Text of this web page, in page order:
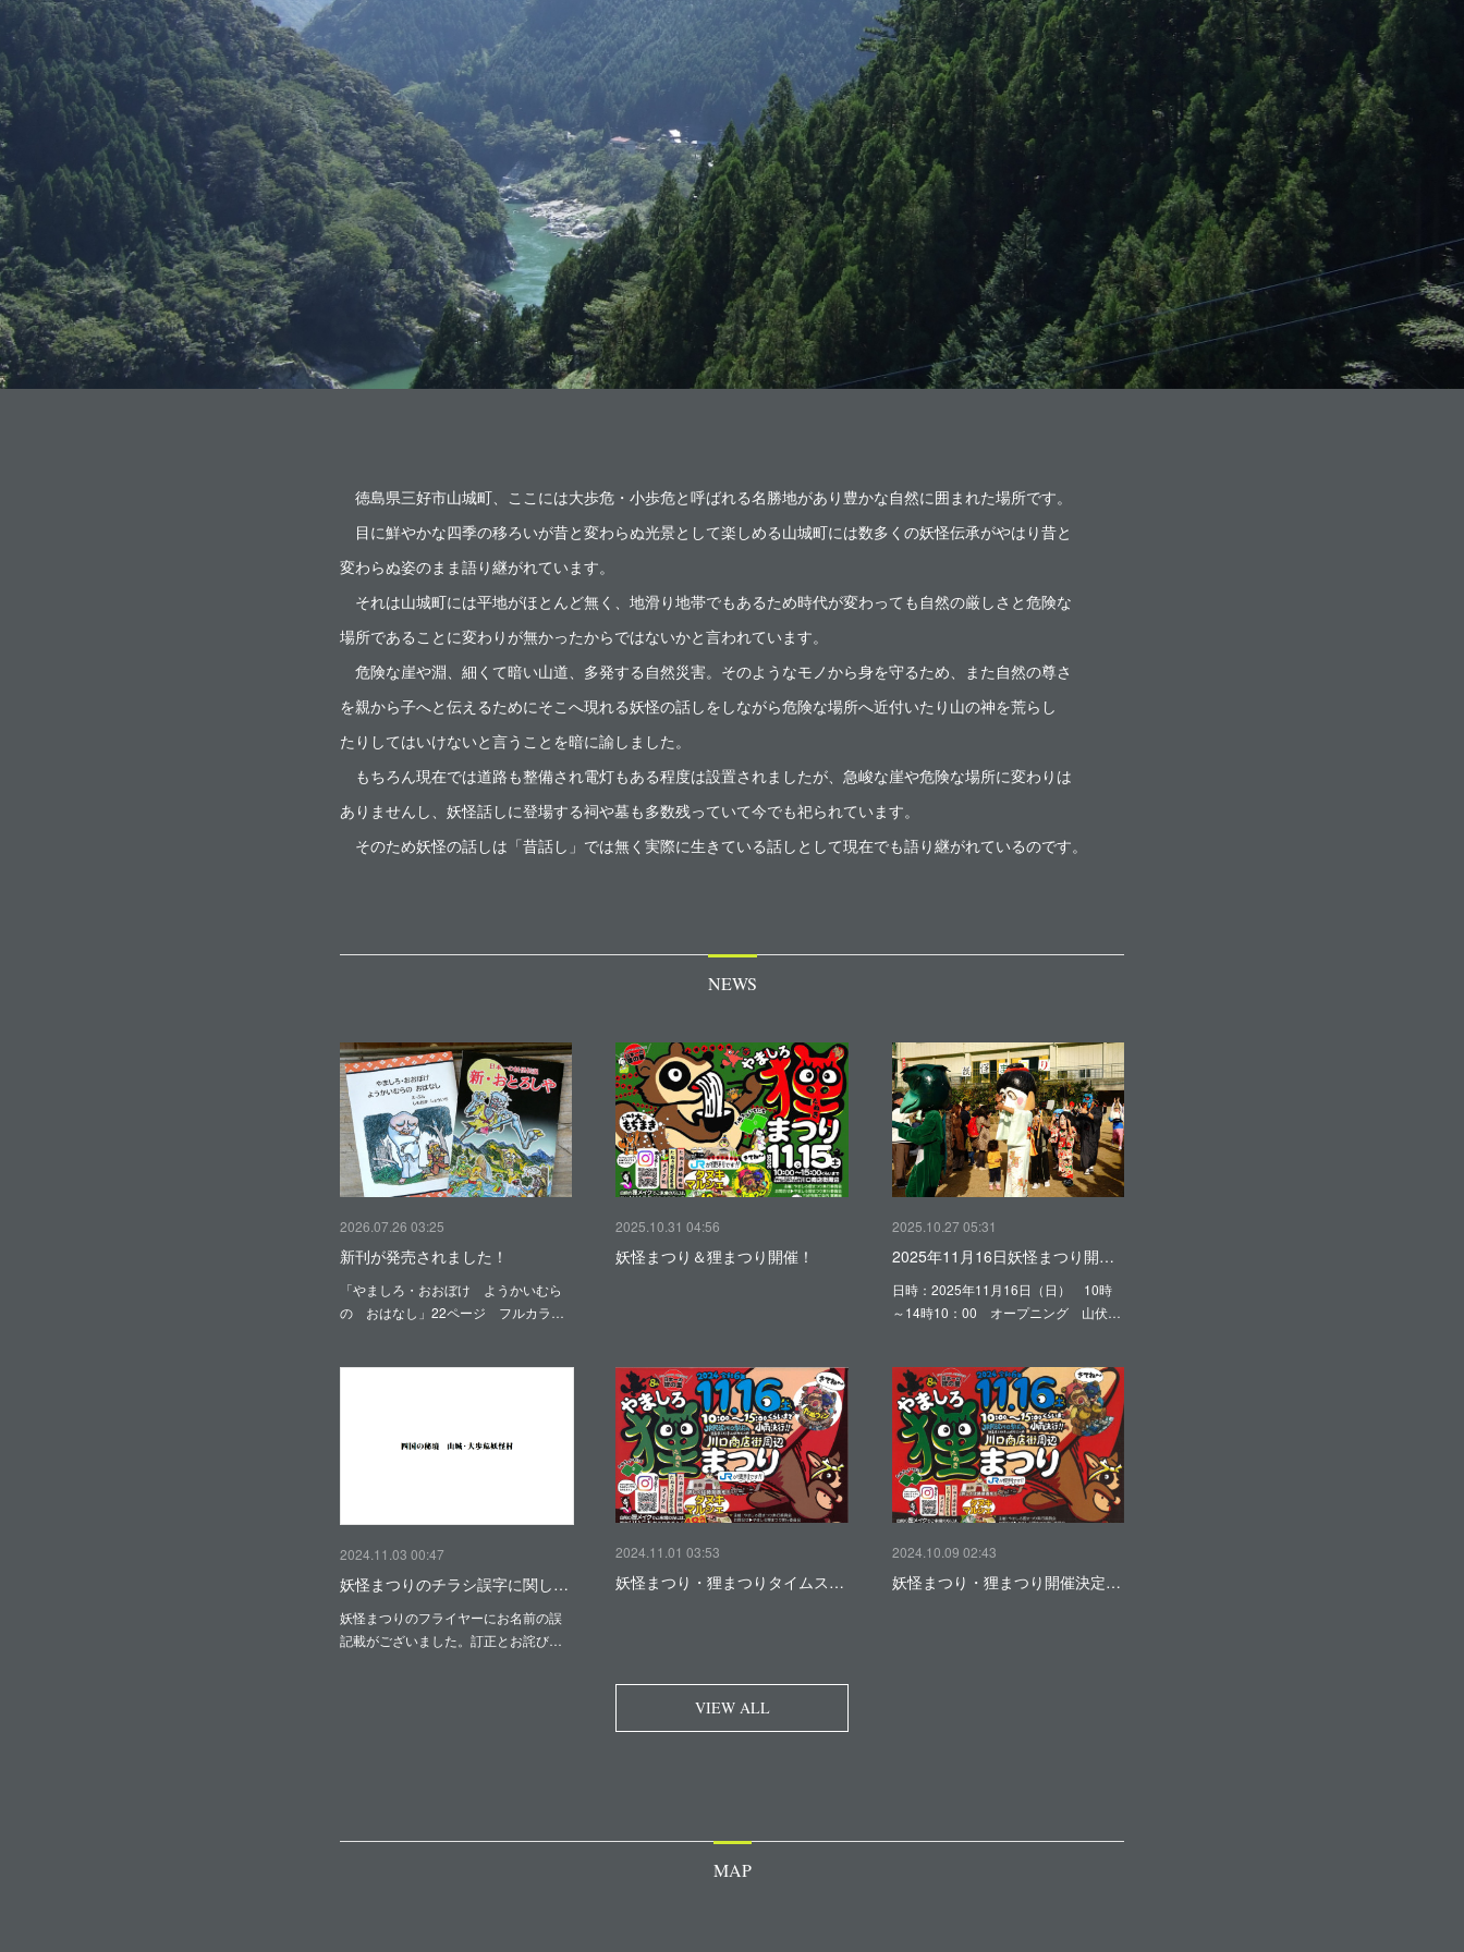
徳島県三好市山城町、ここには大歩危・小歩危と呼ばれる名勝地があり豊かな自然に囲まれた場所です。
目に鮮やかな四季の移ろいが昔と変わらぬ光景として楽しめる山城町には数多くの妖怪伝承がやはり昔と
変わらぬ姿のまま語り継がれています。
それは山城町には平地がほとんど無く、地滑り地帯でもあるため時代が変わっても自然の厳しさと危険な
場所であることに変わりが無かったからではないかと言われています。
危険な崖や淵、細くて暗い山道、多発する自然災害。そのようなモノから身を守るため、また自然の尊さ
を親から子へと伝えるためにそこへ現れる妖怪の話しをしながら危険な場所へ近付いたり山の神を荒らし
たりしてはいけないと言うことを暗に諭しました。
もちろん現在では道路も整備され電灯もある程度は設置されましたが、急峻な崖や危険な場所に変わりは
ありませんし、妖怪話しに登場する祠や墓も多数残っていて今でも祀られています。
そのため妖怪の話しは「昔話し」では無く実際に生きている話しとして現在でも語り継がれているのです。
NEWS
2026.07.26 03:25
新刊が発売されました！
「やましろ・おおぼけ ようかいむら
の おはなし」22ページ フルカラ…
2025.10.31 04:56
妖怪まつり＆狸まつり開催！
2025.10.27 05:31
2025年11月16日妖怪まつり開…
日時：2025年11月16日（日） 10時
～14時10：00 オープニング 山伏…
2024.11.03 00:47
妖怪まつりのチラシ誤字に関し…
妖怪まつりのフライヤーにお名前の誤
記載がございました。訂正とお詫び…
2024.11.01 03:53
妖怪まつり・狸まつりタイムス…
2024.10.09 02:43
妖怪まつり・狸まつり開催決定…
VIEW ALL
MAP